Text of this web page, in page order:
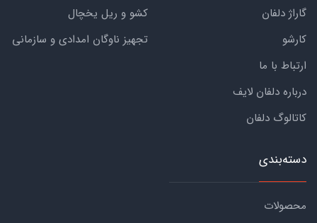
گاراژ دلفان
کارشو
ارتباط با ما
درباره دلفان لایف
کاتالوگ دلفان
کشو و ریل یخچال
تجهیز ناوگان امدادی و سازمانی
دسته‌بندی
محصولات